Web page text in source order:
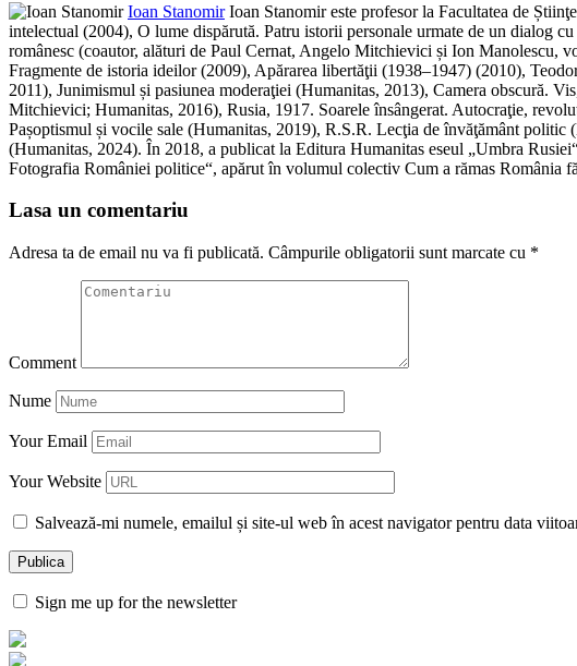
Ioan StanomirIoan Stanomir este profesor la Facultatea de
intelectual (2004), O lume dispărută. Patru istorii personale urmate de un dialog
românesc (coautor, alături de Paul Cernat, Angelo Mitchievici și Ion
Fragmente de istoria ideilor (2009), Apărarea libertăţii (1938–1947) (2010),
2011), Junimismul și pasiunea moderaţiei (Humanitas, 2013), Camera obscură.
Mitchievici; Humanitas, 2016), Rusia, 1917. Soarele însângerat. Autocraţie,
Pașoptismul și vocile sale (Humanitas, 2019), R.S.R. Lecţia de învăţământ
(Humanitas, 2024). În 2018, a publicat la Editura Humanitas eseul „Umbra
Fotografia României politice“, apărut în volumul colectiv Cum a rămas România
Lasa un comentariu
Adresa ta de email nu va fi publicată. Câmpurile obligatorii sunt marcate cu *
Comment
Nume
Your Email
Your Website
Salvează-mi numele, emailul și site-ul web în acest navigator pentru data
Sign me up for the newsletter